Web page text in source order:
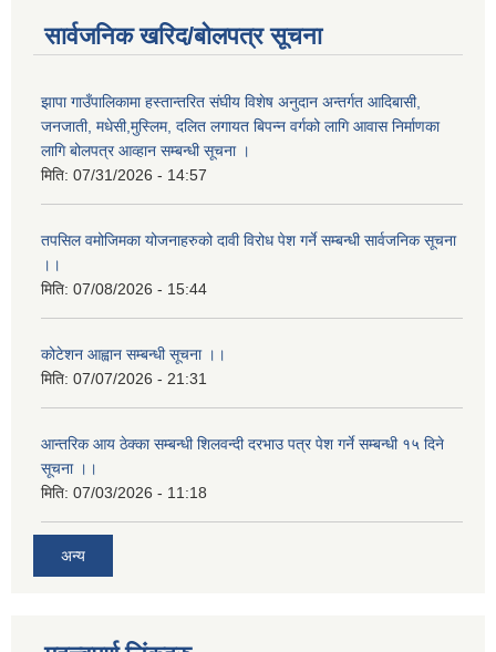
सार्वजनिक खरिद/बोलपत्र सूचना
झापा गाउँपालिकामा हस्तान्तरित संघीय विशेष अनुदान अन्तर्गत आदिबासी,
जनजाती, मधेसी,मुस्लिम, दलित लगायत बिपन्न वर्गको लागि आवास निर्माणका
लागि बोलपत्र आव्हान सम्बन्धी सूचना ।
मिति: 07/31/2026 - 14:57
तपसिल वमोजिमका योजनाहरुको दावी विरोध पेश गर्ने सम्बन्धी सार्वजनिक सूचना
।।
मिति: 07/08/2026 - 15:44
कोटेशन आह्वान सम्बन्धी सूचना ।।
मिति: 07/07/2026 - 21:31
आन्तरिक आय ठेक्का सम्बन्धी शिलवन्दी दरभाउ पत्र पेश गर्ने सम्बन्धी १५ दिने
सूचना ।।
मिति: 07/03/2026 - 11:18
अन्य